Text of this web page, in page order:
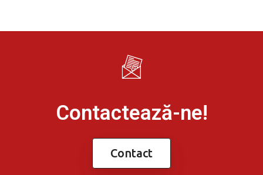
Contactează-ne!
Contact